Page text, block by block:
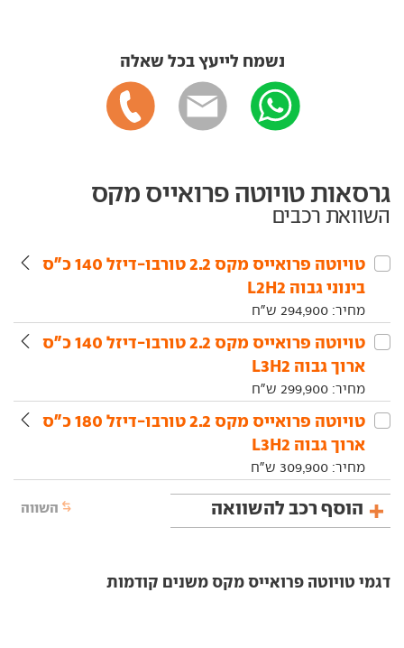
נשמח לייעץ בכל שאלה
גרסאות טויוטה פרואייס מקס
השוואת רכבים
טויוטה‏ פרואייס מקס‏ 2.2 טורבו-דיזל 140 כ"ס
בינוני גבוה L2H2
מחיר: 294,900 ש"ח
טויוטה‏ פרואייס מקס‏ 2.2 טורבו-דיזל 140 כ"ס
ארוך גבוה L3H2
מחיר: 299,900 ש"ח
טויוטה‏ פרואייס מקס‏ 2.2 טורבו-דיזל 180 כ"ס
ארוך גבוה L3H2
מחיר: 309,900 ש"ח
הוסף רכב להשוואה השווה
דגמי טויוטה פרואייס מקס משנים קודמות